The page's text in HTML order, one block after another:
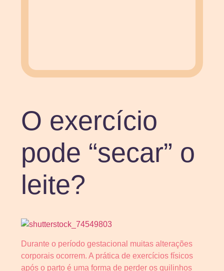
O exercício
pode “secar” o
leite?
Durante o período gestacional muitas alterações
corporais ocorrem. A prática de exercícios físicos
após o parto é uma forma de perder os quilinhos